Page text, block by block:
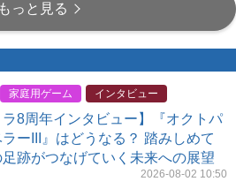
もっと見る
家庭用ゲーム インタビュー
ラ8周年インタビュー】『オクトパ
ーIII』はどうなる？ 踏みしめて
足跡がつなげていく未来への展望
2026-08-02 10:50